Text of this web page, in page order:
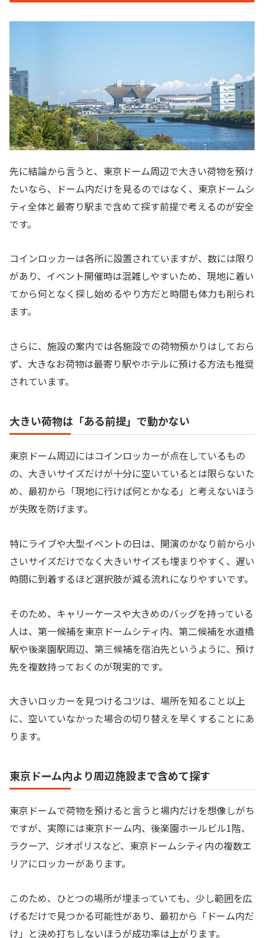
先に結論から言うと、東京ドーム周辺で大きい荷物を預け
たいなら、ドーム内だけを見るのではなく、東京ドームシ
ティ全体と最寄り駅まで含めて探す前提で考えるのが安全
です。
コインロッカーは各所に設置されていますが、数には限り
があり、イベント開催時は混雑しやすいため、現地に着い
てから何となく探し始めるやり方だと時間も体力も削られ
ます。
さらに、施設の案内では各施設での荷物預かりはしておら
ず、大きなお荷物は最寄り駅やホテルに預ける方法も推奨
されています。
大きい荷物は「ある前提」で動かない
東京ドーム周辺にはコインロッカーが点在しているもの
の、大きいサイズだけが十分に空いているとは限らないた
め、最初から「現地に行けば何とかなる」と考えないほう
が失敗を防げます。
特にライブや大型イベントの日は、開演のかなり前から小
さいサイズだけでなく大きいサイズも埋まりやすく、遅い
時間に到着するほど選択肢が減る流れになりやすいです。
そのため、キャリーケースや大きめのバッグを持っている
人は、第一候補を東京ドームシティ内、第二候補を水道橋
駅や後楽園駅周辺、第三候補を宿泊先というように、預け
先を複数持っておくのが現実的です。
大きいロッカーを見つけるコツは、場所を知ること以上
に、空いていなかった場合の切り替えを早くすることにあ
ります。
東京ドーム内より周辺施設まで含めて探す
東京ドームで荷物を預けると言うと場内だけを想像しがち
ですが、実際には東京ドーム内、後楽園ホールビル1階、
ラクーア、ジオポリスなど、東京ドームシティ内の複数エ
リアにロッカーがあります。
このため、ひとつの場所が埋まっていても、少し範囲を広
げるだけで見つかる可能性があり、最初から「ドーム内だ
け」と決め打ちしないほうが成功率は上がります。